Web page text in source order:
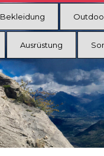
Bekleidung
Ausrüstung